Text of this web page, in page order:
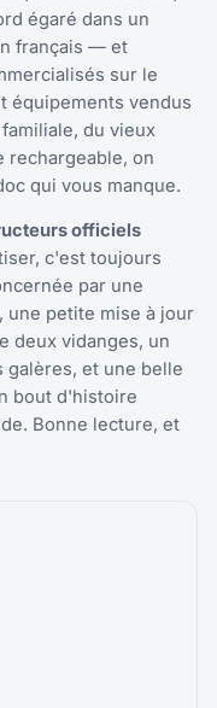
égaré dans un
français — et
sur le
équipements vendus
du vieux
rechargeable, on
qui vous manque.
officiels
c'est toujours
par une
une petite mise à jour
deux vidanges, un
et une belle
bout d'histoire
Bonne lecture, et